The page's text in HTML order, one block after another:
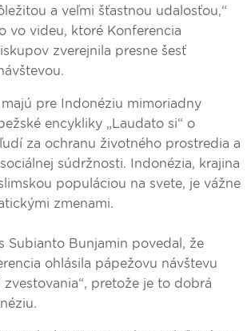
a veľmi šťastnou udalosťou,“
vo videu, ktoré Konferencia
zverejnila presne šesť
pre Indonéziu mimoriadny
encykliky „Laudato si“ o
za ochranu životného prostredia a
súdržnosti. Indonézia, krajina
populáciou na svete, je vážne
zmenami.
Subianto Bunjamin povedal, že
ohlásila pápežovu návštevu
zvestovania“, pretože je to dobrá